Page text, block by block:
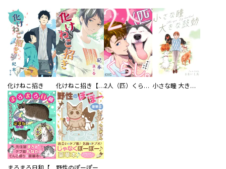
化けねこ招き 化けねこ招き【描きおろし付合冊版】 2人（匹）くらし。 小さな瞳 大きな鼓動